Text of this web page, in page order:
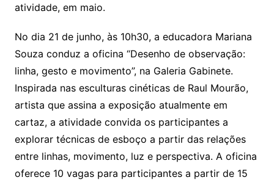
atividade, em maio.
No dia 21 de junho, às 10h30, a educadora Mariana
Souza conduz a oficina “Desenho de observação:
linha, gesto e movimento”, na Galeria Gabinete.
Inspirada nas esculturas cinéticas de Raul Mourão,
artista que assina a exposição atualmente em
cartaz, a atividade convida os participantes a
explorar técnicas de esboço a partir das relações
entre linhas, movimento, luz e perspectiva. A oficina
oferece 10 vagas para participantes a partir de 15